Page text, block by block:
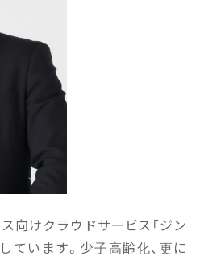
向けクラウドサービス「ジン
ています。少子高齢化、更に